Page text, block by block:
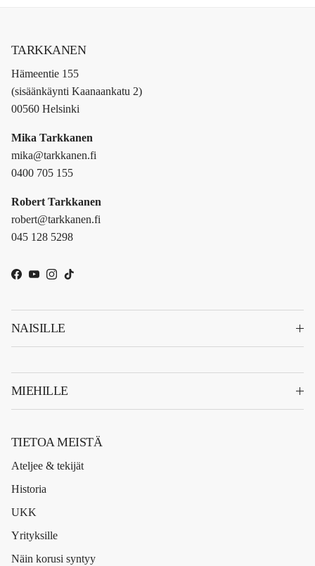
TARKKANEN
Hämeentie 155
(sisäänkäynti Kaanaankatu 2)
00560 Helsinki
Mika Tarkkanen
mika@tarkkanen.fi
0400 705 155
Robert Tarkkanen
robert@tarkkanen.fi
045 128 5298
Facebook
YouTube
Instagram
TikTok
NAISILLE
MIEHILLE
TIETOA MEISTÄ
Ateljee & tekijät
Historia
UKK
Yrityksille
Näin korusi syntyy